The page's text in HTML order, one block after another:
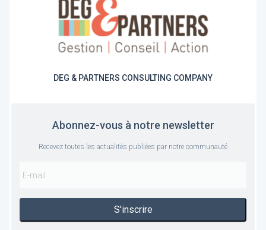
DEG & PARTNERS CONSULTING COMPANY
Abonnez-vous à notre newsletter
Recevez toutes les actualités publiées par notre communauté
S'inscrire